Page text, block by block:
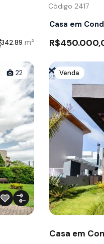
342.89 m²
Código 2417
Casa em
22 Venda
Casa em